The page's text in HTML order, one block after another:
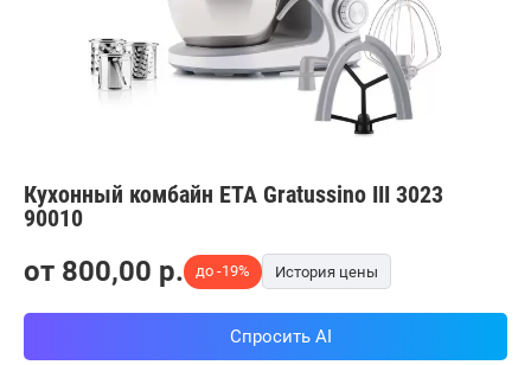
Кухонный комбайн ETA Gratussino III 3023
90010
от 800,00 p. до -19% История цены
Спросить AI